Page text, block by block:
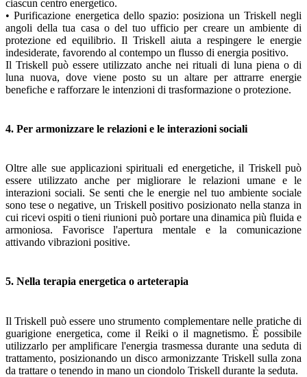
ciascun centro energetico.
• Purificazione energetica dello spazio: posiziona un Triskell negli
angoli della tua casa o del tuo ufficio per creare un ambiente di
protezione ed equilibrio. Il Triskell aiuta a respingere le energie
indesiderate, favorendo al contempo un flusso di energia positivo.
Il Triskell può essere utilizzato anche nei rituali di luna piena o di
luna nuova, dove viene posto su un altare per attrarre energie
benefiche e rafforzare le intenzioni di trasformazione o protezione.
4. Per armonizzare le relazioni e le interazioni sociali
Oltre alle sue applicazioni spirituali ed energetiche, il Triskell può
essere utilizzato anche per migliorare le relazioni umane e le
interazioni sociali. Se senti che le energie nel tuo ambiente sociale
sono tese o negative, un Triskell positivo posizionato nella stanza in
cui ricevi ospiti o tieni riunioni può portare una dinamica più fluida e
armoniosa. Favorisce l'apertura mentale e la comunicazione
attivando vibrazioni positive.
5. Nella terapia energetica o arteterapia
Il Triskell può essere uno strumento complementare nelle pratiche di
guarigione energetica, come il Reiki o il magnetismo. È possibile
utilizzarlo per amplificare l'energia trasmessa durante una seduta di
trattamento, posizionando un disco armonizzante Triskell sulla zona
da trattare o tenendo in mano un ciondolo Triskell durante la seduta.